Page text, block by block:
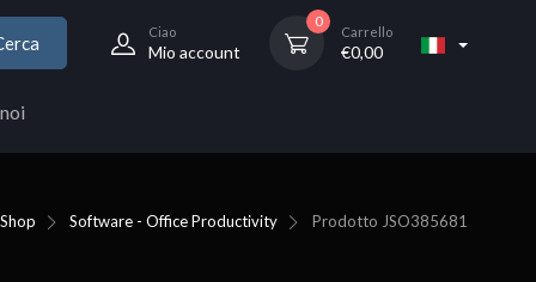
Ciao
Mio account
0
Carrello
€0,00
Shop Software - Office Productivity Prodotto JSO385681